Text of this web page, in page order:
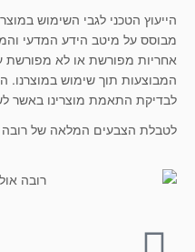
הייעוץ הטכני לגבי השימוש
מבוסס על מיטב הידע המדעי
אחריות מפורשת או לא מפורשת
המבוצעות תוך שימוש במוצרנו.
לבדיקת התאמת מוצרינו באשר
לטבלת הצבעים המלאה של רובה